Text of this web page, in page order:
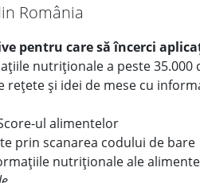
România
pentru care să încerci
nutriționale a peste 35.000
rețete și idei de mese cu
ul alimentelor
prin scanarea codului de bare
nutriționale ale